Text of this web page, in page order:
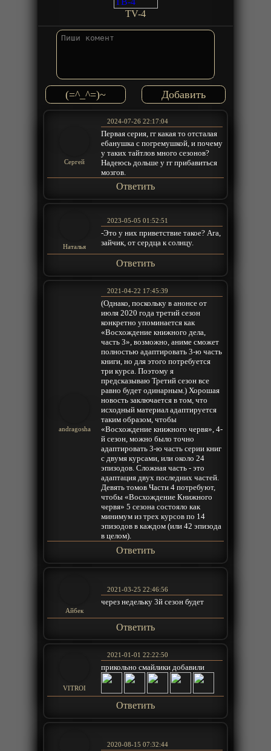
TV-4
(=^_^=)~
Сергей
2024-07-26 22:17:04
Первая серия, гг какая то отсталая
ебанушка с погремушкой, и почему
у таких тайтлов много сезонов?
Надеюсь дольше у гг прибавиться
мозгов.
Ответить
Наталья
2023-05-05 01:52:51
-Это у них приветствие такое? Ага,
зайчик, от сердца к солнцу.
Ответить
andragosha
2021-04-22 17:45:39
(Однако, поскольку в анонсе от
июля 2020 года третий сезон
конкретно упоминается как
«Восхождение книжного дела,
часть 3», возможно, аниме сможет
полностью адаптировать 3-ю часть
книги, но для этого потребуется
три курса. Поэтому я
предсказываю Третий сезон все
равно будет одинарным.) Хорошая
новость заключается в том, что
исходный материал адаптируется
таким образом, чтобы
«Восхождение книжного червя», 4-
й сезон, можно было точно
адаптировать 3-ю часть серии книг
с двумя курсами, или около 24
эпизодов. Сложная часть - это
адаптация двух последних частей.
Девять томов Части 4 потребуют,
чтобы «Восхождение Книжного
червя» 5 сезона состояло как
минимум из трех курсов по 14
эпизодов в каждом (или 42 эпизода
в целом).
Ответить
Айбек
2021-03-25 22:46:56
через недельку 3й сезон будет
Ответить
VITROI
2021-01-01 22:22:50
прикольно смайлики добавили
Ответить
2020-08-15 07:32:44